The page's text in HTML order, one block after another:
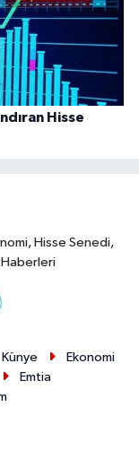
Hisse
Hisse Senedi,
Haberleri
Künye
Ekonomi
Emtia